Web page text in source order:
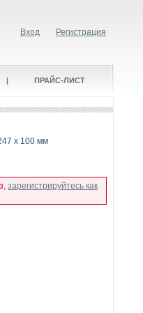
Вход Регистрация
| ПРАЙС-ЛИСТ
x 100 мм
зарегистрируйтесь как